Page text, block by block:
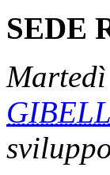
SEDE